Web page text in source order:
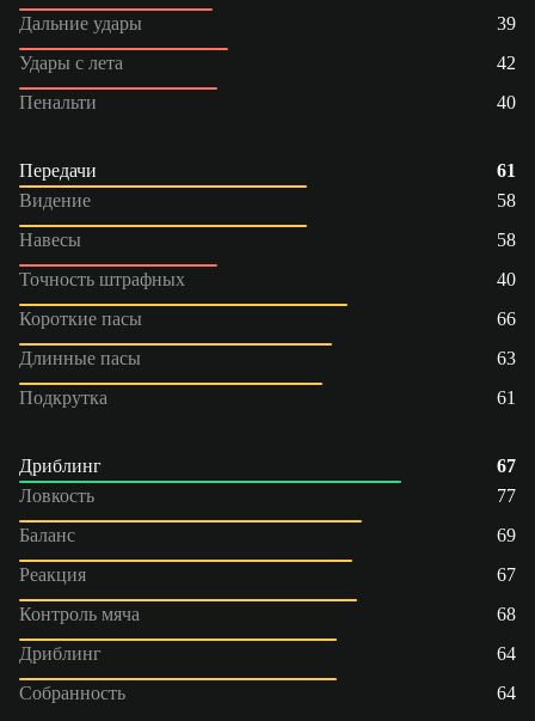
Дальние удары
39
Удары с лета
42
Пенальти
40
Передачи
61
Видение
58
Навесы
58
Точность штрафных
40
Короткие пасы
66
Длинные пасы
63
Подкрутка
61
Дриблинг
67
Ловкость
77
Баланс
69
Реакция
67
Контроль мяча
68
Дриблинг
64
Собранность
64